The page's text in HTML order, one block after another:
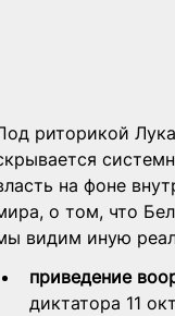
риторикой
на фоне
о том, что
видим иную
приведение
диктатора 11